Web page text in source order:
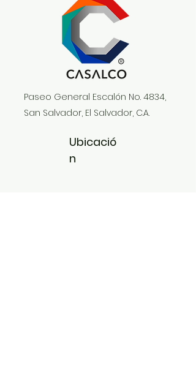
Paseo General Escalón No. 4834,
San Salvador, El Salvador, C.A.
Ubicació
n